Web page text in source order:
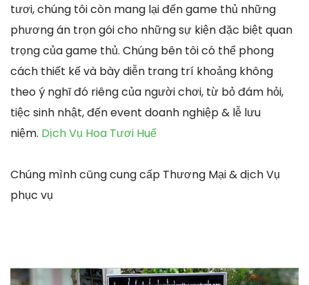
tươi, chúng tôi còn mang lại đến game thủ những
phương án trọn gói cho những sự kiện đặc biệt quan
trọng của game thủ. Chúng bên tôi có thể phong
cách thiết kế và bày diễn trang trí khoảng không
theo ý nghĩ đó riêng của người chơi, từ bỏ đám hỏi,
tiệc sinh nhật, đến event doanh nghiệp & lễ lưu
niệm. Dịch Vụ Hoa Tươi Huế
Chúng mình cũng cung cấp Thương Mại & dịch Vụ
phục vụ